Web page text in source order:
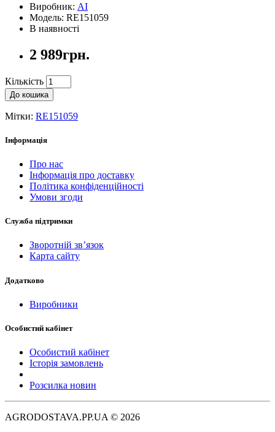
Виробник: AI
Модель: RE151059
В наявності
2 989грн.
Кількість
До кошика
Мітки: RE151059
Інформація
Про нас
Інформація про доставку
Політика конфіденційності
Умови згоди
Служба підтримки
Зворотній зв’язок
Карта сайту
Додатково
Виробники
Особистий кабінет
Особистий кабінет
Історія замовлень
Розсилка новин
AGRODOSTAVA.PP.UA © 2026